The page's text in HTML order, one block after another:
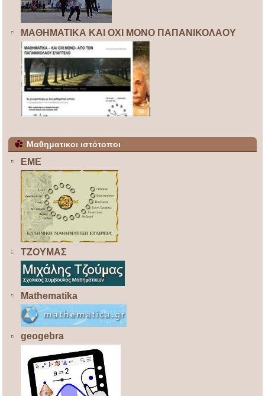
ΜΑΘΗΜΑΤΙΚΑ ΚΑΙ ΟΧΙ ΜΟΝΟ ΠΑΠΑΝΙΚΟΛΑΟΥ
Μαθηματικοι ιστότοποι
ΕΜΕ
ΤΖΟΥΜΑΣ
Mathematika
geogebra